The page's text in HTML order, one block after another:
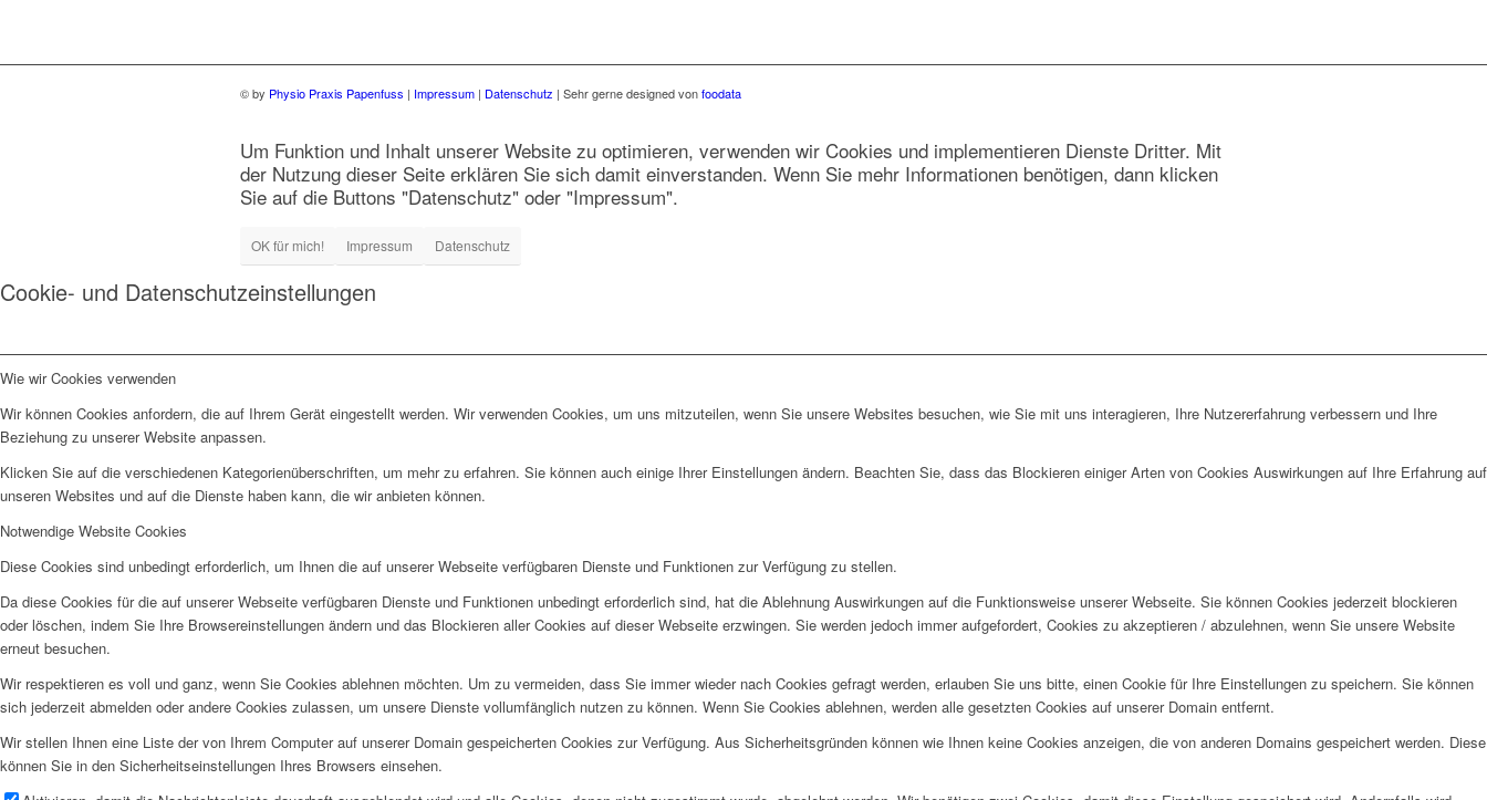
© by Physio Praxis Papenfuss | Impressum | Datenschutz | Sehr gerne designed vonfoodata
Um Funktion und Inhalt unserer Website zu optimieren, verwenden wir Cookies und implementieren Dienste Dritter. Mit
der Nutzung dieser Seite erklären Sie sich damit einverstanden. Wenn Sie mehr Informationen benötigen, dann klicken
Sie auf die Buttons "Datenschutz" oder "Impressum".
OK für mich! Impressum Datenschutz
Cookie- und Datenschutzeinstellungen
Wie wir Cookies verwenden
Wir können Cookies anfordern, die auf Ihrem Gerät eingestellt werden. Wir verwenden Cookies, um uns mitzuteilen, wenn Sie unsere Websites besuchen, wie Sie mit uns interagieren, Ihre Nutzererfahrung verbessern und Ihre
Beziehung zu unserer Website anpassen.
Klicken Sie auf die verschiedenen Kategorienüberschriften, um mehr zu erfahren. Sie können auch einige Ihrer Einstellungen ändern. Beachten Sie, dass das Blockieren einiger Arten von Cookies Auswirkungen auf Ihre Erfahrung auf
unseren Websites und auf die Dienste haben kann, die wir anbieten können.
Notwendige Website Cookies
Diese Cookies sind unbedingt erforderlich, um Ihnen die auf unserer Webseite verfügbaren Dienste und Funktionen zur Verfügung zu stellen.
Da diese Cookies für die auf unserer Webseite verfügbaren Dienste und Funktionen unbedingt erforderlich sind, hat die Ablehnung Auswirkungen auf die Funktionsweise unserer Webseite. Sie können Cookies jederzeit blockieren
oder löschen, indem Sie Ihre Browsereinstellungen ändern und das Blockieren aller Cookies auf dieser Webseite erzwingen. Sie werden jedoch immer aufgefordert, Cookies zu akzeptieren / abzulehnen, wenn Sie unsere Website
erneut besuchen.
Wir respektieren es voll und ganz, wenn Sie Cookies ablehnen möchten. Um zu vermeiden, dass Sie immer wieder nach Cookies gefragt werden, erlauben Sie uns bitte, einen Cookie für Ihre Einstellungen zu speichern. Sie können
sich jederzeit abmelden oder andere Cookies zulassen, um unsere Dienste vollumfänglich nutzen zu können. Wenn Sie Cookies ablehnen, werden alle gesetzten Cookies auf unserer Domain entfernt.
Wir stellen Ihnen eine Liste der von Ihrem Computer auf unserer Domain gespeicherten Cookies zur Verfügung. Aus Sicherheitsgründen können wie Ihnen keine Cookies anzeigen, die von anderen Domains gespeichert werden. Diese
können Sie in den Sicherheitseinstellungen Ihres Browsers einsehen.